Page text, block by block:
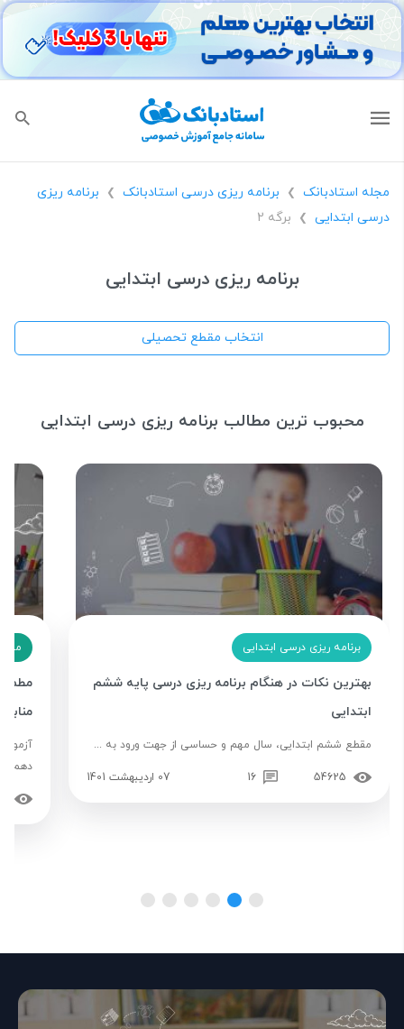
مجله استادبانک ❯ برنامه ریزی درسی استادبانک ❯
برنامه ریزی
درسی ابتدایی
❯ برگه 2
برنامه ریزی درسی ابتدایی
انتخاب مقطع تحصیلی
محبوب ترین مطالب برنامه ریزی درسی ابتدایی
برنامه ریزی درسی ابتدایی
بهترین نکات در هنگام برنامه ریزی درسی پایه ششم
ابتدایی
مقطع ششم ابتدایی، سال مهم و حساسی از جهت ورود به ...
54625
16 07 اردیبهشت 1401
منابع
آزمون
دهم ...